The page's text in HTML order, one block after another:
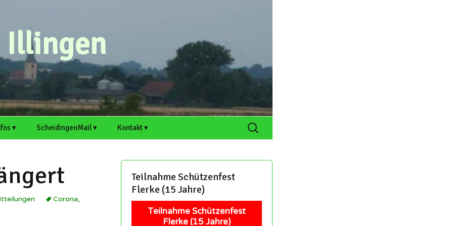
Illingen
▸
▾
Welver.de
Illingen auf Welver.de
einreichen
und Hobby-
ScheidingenMail ▾
Antrag für E-Mail-
Adresse
Support
Kontakt ▾
Artikel einreichen
Termin einreichen
Mitschreiber und Hobby-
Suchen
nach:
Corona,
Teilnahme Schützenfest
Flerke (15 Jahre)
Teilnahme Schützenfest
Flerke (15 Jahre)